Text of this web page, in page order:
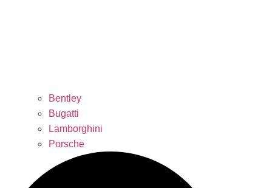
Bentley
Bugatti
Lamborghini
Porsche